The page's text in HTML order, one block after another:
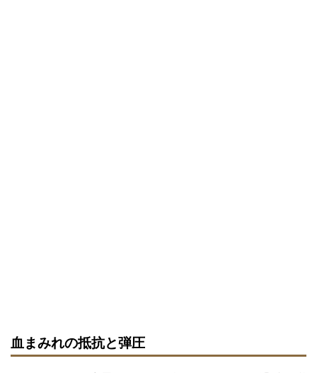
血まみれの抵抗と弾圧